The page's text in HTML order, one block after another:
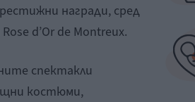
награди, сред
d’Or de Montreux.
спектакли
костюми,